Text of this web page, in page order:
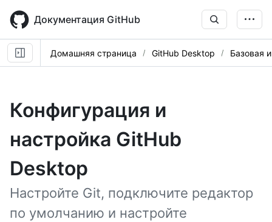
main
content
Документация GitHub
Домашняя страница GitHub Desktop Базовая
Конфигурация и
настройка GitHub
Desktop
Настройте Git, подключите редактор
по умолчанию и настройте